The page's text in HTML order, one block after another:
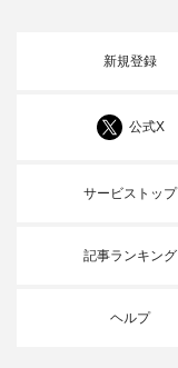
新規登録
公式X
サービストップ
記事ランキング
ヘルプ